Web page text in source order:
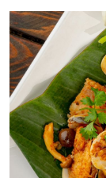
122
Phú
Lô
Văn